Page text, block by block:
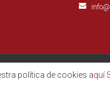
política de cookies aquí